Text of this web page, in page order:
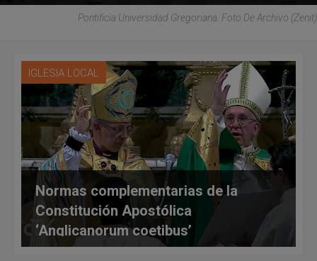
Pontificia Universidad Gregoriana. Foto De Archivo (Zenit)
IGLESIA LOCAL
Normas complementarias de la
Constitución Apostólica
‘Anglicanorum coetibus’